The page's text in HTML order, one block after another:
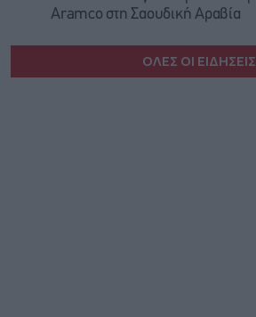
Aramco στη Σαουδική Αραβία
ΟΛΕΣ ΟΙ ΕΙΔΗΣΕΙΣ